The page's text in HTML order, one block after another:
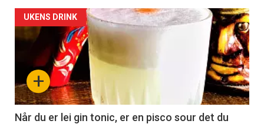
+
UKENS DRINK
Når du er lei gin tonic, er en pisco sour det du